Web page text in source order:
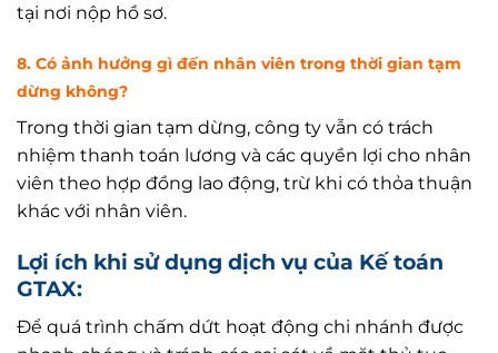
tại nơi nộp hồ sơ.
8. Có ảnh hưởng gì đến nhân viên trong thời gian tạm
dừng không?
Trong thời gian tạm dừng, công ty vẫn có trách
nhiệm thanh toán lương và các quyền lợi cho nhân
viên theo hợp đồng lao động, trừ khi có thỏa thuận
khác với nhân viên.
Lợi ích khi sử dụng dịch vụ của Kế toán
GTAX:
Để quá trình chấm dứt hoạt động chi nhánh được